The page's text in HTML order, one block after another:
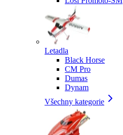
Letadla
Black Horse
CM Pro
Dumas
Dynam
Všechny kategorie